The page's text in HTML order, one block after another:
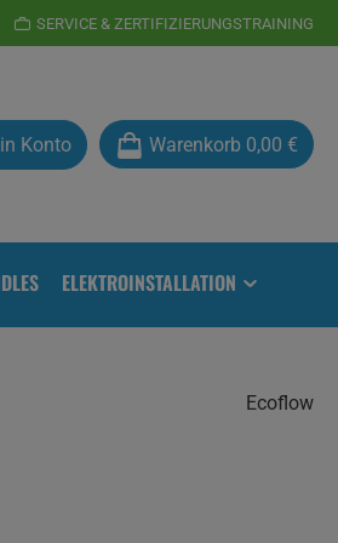
SERVICE & ZERTIFIZIERUNGSTRAINING
auf dem Merkzettel
Konto Warenkorb 0,00 €
ELEKTROINSTALLATION
Ecoflow